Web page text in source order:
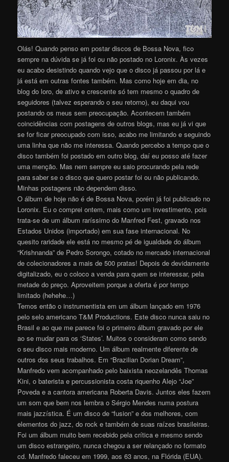
Olás! Quando penso em postar discos de Bossa Nova, fico
sempre na dúvida se já foi ou não postado no Loronix. Às vezes
eu acabo desistindo quando vejo que o disco já passou por lá e
já está em outras fontes também. Mas como hoje em dia, no
blog do loro, de ativo e crescente só tem mesmo o quadro de
seguidores (talvez esperando o seu retorno), eu daqui vou
postando os meus sem preocupação. Acontecem também
coincidências com postagens de outros blogs, mas eu já vi que
se for ficar preocupado com isso, acabo me limitando e seguindo
uma linha que não me interessa. Quando percebo a tempo que o
disco também foi postado em outro blog, daí eu posso até fazer
uma menção. Mas nem sempre eu saio procurando pela rede
para saber se o disco que quero postar foi ou não publicando.
Minhas postagens não dependem disso.
O álbum de hoje não é de Bossa Nova, porém já foi publicado no
Loronix. Eu o comprei ontem, mais como um investimento, pois
trata-se de um álbum raríssimo do Manfred Fest, gravado nos
Estados Unidos (importado) em sua fase internacional. No
quesito raridade ele está no mesmo pé de igualdade do álbum
“Krishnanda” de Pedro Sorongo, cotado no mercado internacional
de colecionadores a mais de 500 pratas! Depois de devidamente
digitalizado, eu o coloco a venda para quem se interessar, pela
metade do preço. Aproveitem porque a oferta é por tempo
limitado (hehehe…)
Temos então o instrumentista em um álbum lançado em 1976
pelo selo americano T&M Productions. Este disco nunca saiu no
Brasil e ao que me parece foi o primeiro álbum gravado por ele
ao se mudar para os ‘States’. Muitos o consideram como sendo
o seu disco mais moderno. Um álbum realmente diferente de
outros dos seus trabalhos. Em “Brazilian Dorian Dream”,
Manfredo vem acompanhado pelo baixista neozelandês Thomas
Kini, o baterista e percussionista costa riquenho Alejo “Joe”
Poveda e a cantora americana Roberta Davis. Juntos eles fazem
um som que bem nos lembra o Sérgio Mendes numa postura
mais jazzística. É um disco de “fusion” e dos melhores, com
elementos do jazz, do rock e também de suas raízes brasileiras.
Foi um álbum muito bem recebido pela crítica e mesmo sendo
um disco estrangeiro, nunca chegou a ser relançado no formato
cd. Manfredo faleceu em 1999, aos 63 anos, na Flórida (EUA).